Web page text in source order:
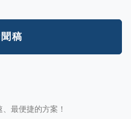
稿
最便捷的方案！